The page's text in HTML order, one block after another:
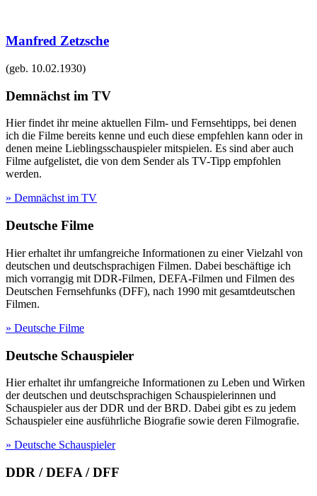
Manfred Zetzsche
(geb. 10.02.1930)
Demnächst im TV
Hier findet ihr meine aktuellen Film- und Fernsehtipps, bei denen
ich die Filme bereits kenne und euch diese empfehlen kann oder in
denen meine Lieblingsschauspieler mitspielen. Es sind aber auch
Filme aufgelistet, die von dem Sender als TV-Tipp empfohlen
werden.
» Demnächst im TV
Deutsche Filme
Hier erhaltet ihr umfangreiche Informationen zu einer Vielzahl von
deutschen und deutschsprachigen Filmen. Dabei beschäftige ich
mich vorrangig mit DDR-Filmen, DEFA-Filmen und Filmen des
Deutschen Fernsehfunks (DFF), nach 1990 mit gesamtdeutschen
Filmen.
» Deutsche Filme
Deutsche Schauspieler
Hier erhaltet ihr umfangreiche Informationen zu Leben und Wirken
der deutschen und deutschsprachigen Schauspielerinnen und
Schauspieler aus der DDR und der BRD. Dabei gibt es zu jedem
Schauspieler eine ausführliche Biografie sowie deren Filmografie.
» Deutsche Schauspieler
DDR / DEFA / DFF